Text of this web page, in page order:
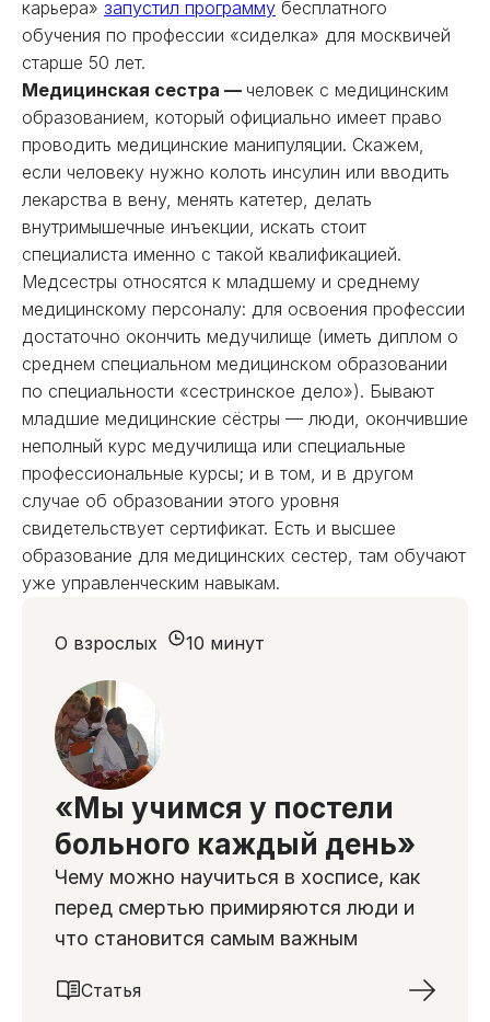
карьера» запустил программу бесплатного
обучения по профессии «сиделка» для москвичей
старше 50 лет.
Медицинская сестра — человек с медицинским
образованием, который официально имеет право
проводить медицинские манипуляции. Скажем,
если человеку нужно колоть инсулин или вводить
лекарства в вену, менять катетер, делать
внутримышечные инъекции, искать стоит
специалиста именно с такой квалификацией.
Медсестры относятся к младшему и среднему
медицинскому персоналу: для освоения профессии
достаточно окончить медучилище (иметь диплом о
среднем специальном медицинском образовании
по специальности «сестринское дело»). Бывают
младшие медицинские сёстры — люди, окончившие
неполный курс медучилища или специальные
профессиональные курсы; и в том, и в другом
случае об образовании этого уровня
свидетельствует сертификат. Есть и высшее
образование для медицинских сестер, там обучают
уже управленческим навыкам.
«Мы учимся у постели
больного каждый день»
Чему можно научиться в хосписе, как
перед смертью примиряются люди и
что становится самым важным
О взрослых
Статья
10 минут